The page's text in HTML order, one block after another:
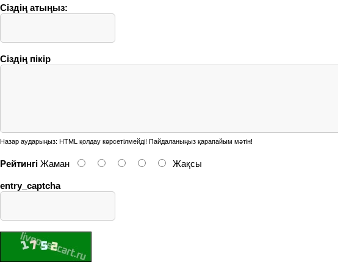
Сіздің атыңыз:
Сіздің пікір
Назар аударыңыз: HTML қолдау көрсетілмейді! Пайдаланыңыз қарапайым мәтін!
Рейтингі Жаман Жақсы
entry_captcha